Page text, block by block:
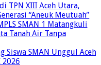
TPN XIII Aceh Utara,
“Aneuk Meutuah”
SMAN 1 Matangkuli
Tanah Air Tanpa
Siswa SMAN Unggul Aceh
2026